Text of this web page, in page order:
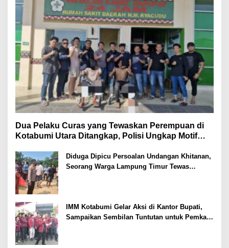
Dua Pelaku Curas yang Tewaskan Perempuan di
Kotabumi Utara Ditangkap, Polisi Ungkap Motif
Diduga Dipicu Persoalan Undangan Khitanan,
Seorang Warga Lampung Timur Tewas
IMM Kotabumi Gelar Aksi di Kantor Bupati,
Sampaikan Sembilan Tuntutan untuk Pemkab